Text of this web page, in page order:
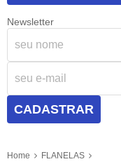
Newsletter
CADASTRAR
Home
FLANELAS